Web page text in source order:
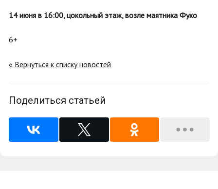
14 июня в 16:00, цокольный этаж, возле маятника Фуко
6+
« Вернуться к списку новостей
Поделиться статьей